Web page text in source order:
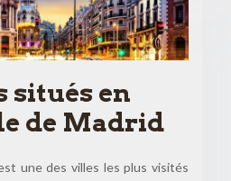
situés en
de Madrid
une des villes les plus visités